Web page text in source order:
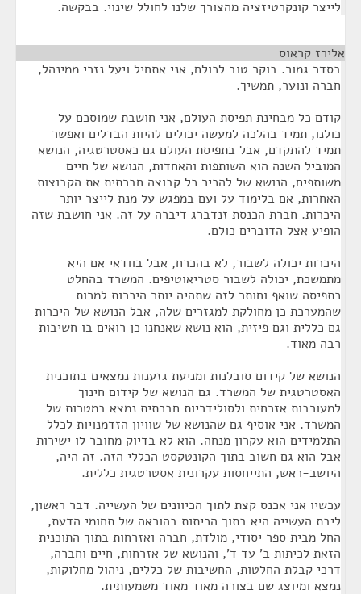
לייצר קונקרטיזציה מהצורך שלנו לחולל שינוי. בבקשה.
אלירז קראוס
בסדר גמור. בוקר טוב לכולם, אני אתחיל ויעל נזרי ממינהל,
חברה ונוער, תמשיך.
קודם כל מבחינת תפיסת העולם, אני חושבת שמוסכם על
כולנו, תמיד בהלכה למעשה יכולים להיות הבדלים ואפשר
תמיד להתקדם, אבל בתפיסת העולם גם כאסטרטגיה, הנושא
המוביל השנה הוא השותפות והאחדות, הנושא של חיים
משותפים, הנושא של להכיר כל קבוצה חברתית את הקבוצות
האחרות, אם בלימוד על ועם במפגש על מנת לייצר יותר
היכרות. חברת הכנסת זנדברג דיברה על זה. אני חושבת שזה
הופיע אצל הדוברים כולם.
היכרות יכולה לשבור, לא בהכרח, אבל בוודאי אם היא
מתמשכת, יכולה לשבור סטריאוטיפים. המשרד בהחלט
כתפיסה שואף וחותר לזה שתהיה יותר היכרות למרות
שהמערכת כן מחולקת למגזרים שלה, אבל הנושא של היכרות
גם כללית וגם פיזית, הוא נושא שאנחנו כן רואים בו חשיבות
רבה מאוד.
הנושא של קידום סובלנות ומניעת גזענות נמצאים בתוכנית
האסטרטגית של המשרד. גם הנושא של קידום חינוך
למעורבות אזרחית ולסולידריות חברתית נמצא במטרות של
המשרד. אני אוסיף גם שהנושא של שוויון הזדמנויות לכלל
התלמידים הוא עקרון מנחה. הוא לא בדיוק מחובר לו ישירות
אבל הוא גם חשוב בתוך הקונטקסט הכללי הזה. זה היה,
היושב-ראש, התייחסות עקרונית אסטרטגית כללית.
עכשיו אני אכנס קצת לתוך הכיוונים של העשייה. דבר ראשון,
ליבת העשייה היא בתוך הכיתות בהוראה של תחומי הדעת,
החל מבית ספר יסודי, מולדת, חברה ואזרחות בתוך התוכנית
הזאת לכיתות ב' עד ד', והנושא של אזרחות, חיים וחברה,
דרכי קבלת החלטות, החשיבות של כללים, ניהול מחלוקות,
נמצא ומיוצג שם בצורה מאוד מאוד משמעותית.